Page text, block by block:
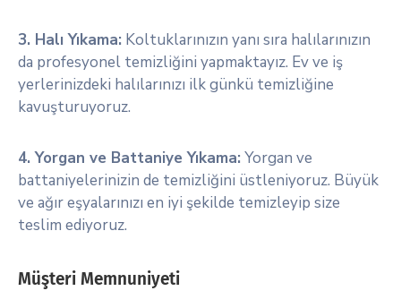
3. Halı Yıkama: Koltuklarınızın yanı sıra halılarınızın
da profesyonel temizliğini yapmaktayız. Ev ve iş
yerlerinizdeki halılarınızı ilk günkü temizliğine
kavuşturuyoruz.
4. Yorgan ve Battaniye Yıkama: Yorgan ve
battaniyelerinizin de temizliğini üstleniyoruz. Büyük
ve ağır eşyalarınızı en iyi şekilde temizleyip size
teslim ediyoruz.
Müşteri Memnuniyeti